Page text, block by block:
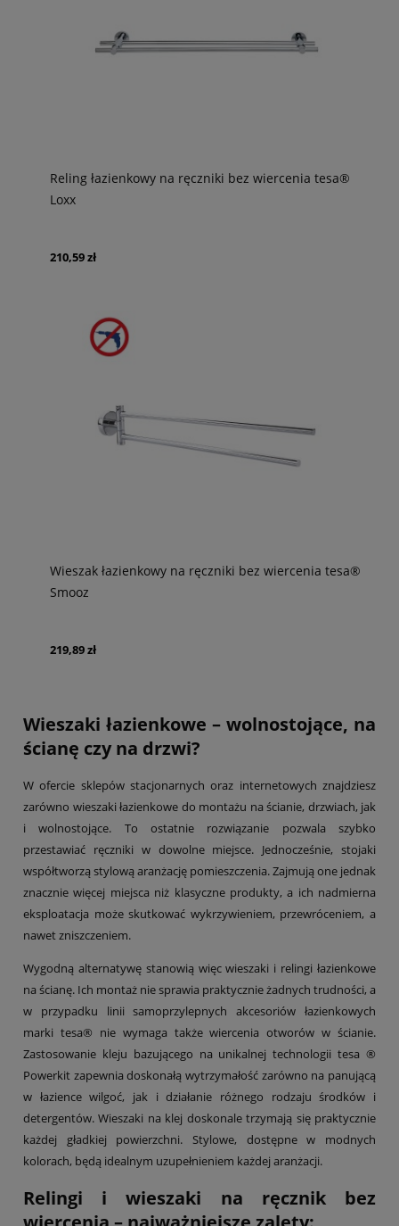
Reling łazienkowy na ręczniki bez wiercenia tesa®
Loxx
210,59 zł
Wieszak łazienkowy na ręczniki bez wiercenia tesa®
Smooz
219,89 zł
Wieszaki łazienkowe – wolnostojące, na
ścianę czy na drzwi?
W ofercie sklepów stacjonarnych oraz internetowych znajdziesz
zarówno wieszaki łazienkowe do montażu na ścianie, drzwiach, jak
i wolnostojące. To ostatnie rozwiązanie pozwala szybko
przestawiać ręczniki w dowolne miejsce. Jednocześnie, stojaki
współtworzą stylową aranżację pomieszczenia. Zajmują one jednak
znacznie więcej miejsca niż klasyczne produkty, a ich nadmierna
eksploatacja może skutkować wykrzywieniem, przewróceniem, a
nawet zniszczeniem.
Wygodną alternatywę stanowią więc wieszaki i relingi łazienkowe
na ścianę. Ich montaż nie sprawia praktycznie żadnych trudności, a
w przypadku linii samoprzylepnych akcesoriów łazienkowych
marki tesa® nie wymaga także wiercenia otworów w ścianie.
Zastosowanie kleju bazującego na unikalnej technologii tesa ®
Powerkit zapewnia doskonałą wytrzymałość zarówno na panującą
w łazience wilgoć, jak i działanie różnego rodzaju środków i
detergentów. Wieszaki na klej doskonale trzymają się praktycznie
każdej gładkiej powierzchni. Stylowe, dostępne w modnych
kolorach, będą idealnym uzupełnieniem każdej aranżacji.
Relingi i wieszaki na ręcznik bez